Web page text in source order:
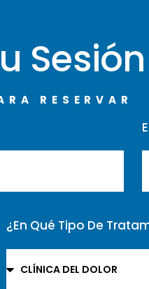
Sesión
RESERVAR
¿En Qué Tipo De